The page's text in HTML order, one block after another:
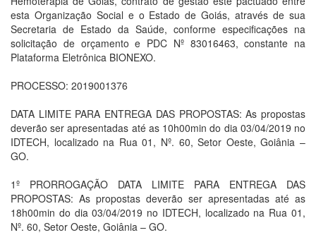
esta Organização Social e o Estado de Goiás, através de sua
Secretaria de Estado da Saúde, conforme especificações na
solicitação de orçamento e PDC Nº 83016463, constante na
Plataforma Eletrônica BIONEXO.
PROCESSO: 2019001376
DATA LIMITE PARA ENTREGA DAS PROPOSTAS: As propostas
deverão ser apresentadas até as 10h00min do dia 03/04/2019 no
IDTECH, localizado na Rua 01, Nº. 60, Setor Oeste, Goiânia –
GO.
1º PRORROGAÇÃO DATA LIMITE PARA ENTREGA DAS
PROPOSTAS: As propostas deverão ser apresentadas até as
18h00min do dia 03/04/2019 no IDTECH, localizado na Rua 01,
Nº. 60, Setor Oeste, Goiânia – GO.